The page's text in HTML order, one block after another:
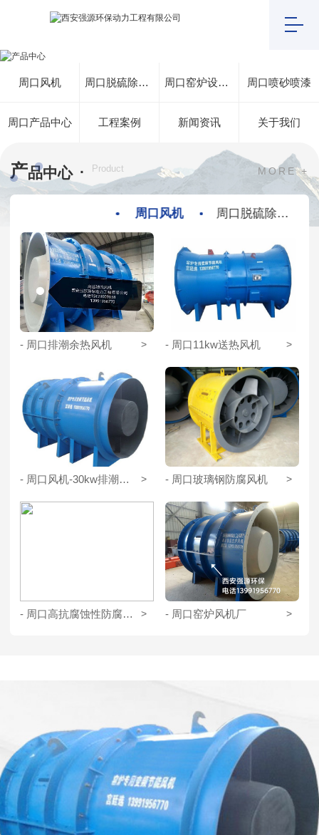
周口风机 周口脱硫除尘设备 周口窑炉设计技术咨询 周口喷砂喷漆
周口产品中心 工程案例 新闻资讯 关于我们
产品中心 · Product MORE +
周口风机 周口脱硫除尘设备
- 周口排潮余热风机 > - 周口11kw送热风机 >
- 周口风机-30kw排潮风机 > - 周口玻璃钢防腐风机 >
- 周口高抗腐蚀性防腐风机 > - 周口窑炉风机厂 >